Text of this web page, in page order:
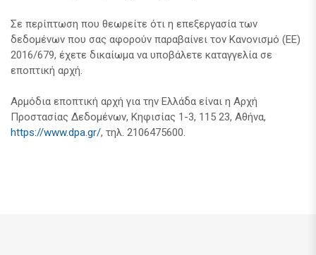
Σε περίπτωση που θεωρείτε ότι η επεξεργασία των
δεδομένων που σας αφορούν παραβαίνει τον Κανονισμό (ΕΕ)
2016/679, έχετε δικαίωμα να υποβάλετε καταγγελία σε
εποπτική αρχή.
Αρμόδια εποπτική αρχή για την Ελλάδα είναι η Αρχή
Προστασίας Δεδομένων, Κηφισίας 1-3, 115 23, Αθήνα,
https://www.dpa.gr/, τηλ. 2106475600.